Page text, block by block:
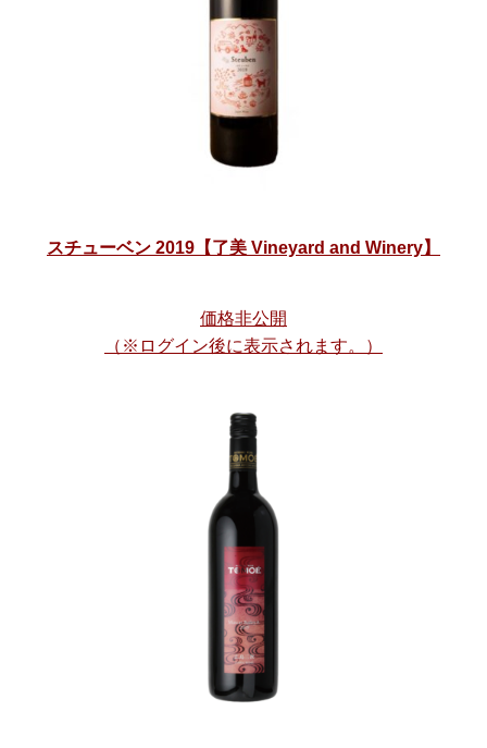
スチューベン 2019【了美 Vineyard and Winery】
価格非公開
（※ログイン後に表示されます。）